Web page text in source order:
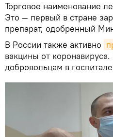
Торговое наименование
Это — первый в стране
препарат, одобренный
В России также активно
вакцины от
добровольцам в